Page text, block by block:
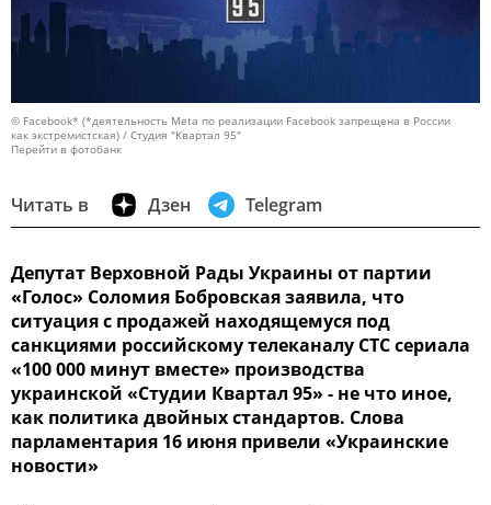
© Facebook* (*деятельность Meta по реализации Facebook запрещена в России
как экстремистская) / Студия "Квартал 95"
Перейти в фотобанк
Читать в Дзен Telegram
Депутат Верховной Рады Украины от партии
«Голос» Соломия Бобровская заявила, что
ситуация с продажей находящемуся под
санкциями российскому телеканалу СТС сериала
«100 000 минут вместе» производства
украинской «Студии Квартал 95» - не что иное,
как политика двойных стандартов. Слова
парламентария 16 июня привели «Украинские
новости»